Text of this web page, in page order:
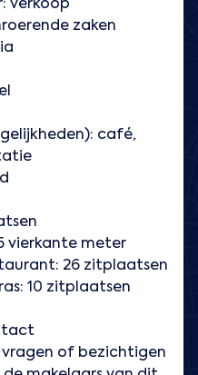
verkoop
zaken
café,
vierkante meter
26 zitplaatsen
10 zitplaatsen
of bezichtigen